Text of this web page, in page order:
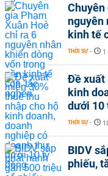
Chuyên
nguyên
kinh tế
THỜI SỰ -
Đề xuất
kinh
dưới 10
THỜI SỰ -
BIDV
phiếu,